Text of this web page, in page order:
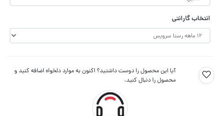
انتخاب گارانتی
آیا این محصول را دوست داشتید؟ اکنون به موارد دلخواه اضافه کنید و
محصول را دنبال کنید.